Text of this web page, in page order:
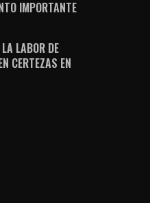
IMPORTANTE
LABOR DE
CERTEZAS EN